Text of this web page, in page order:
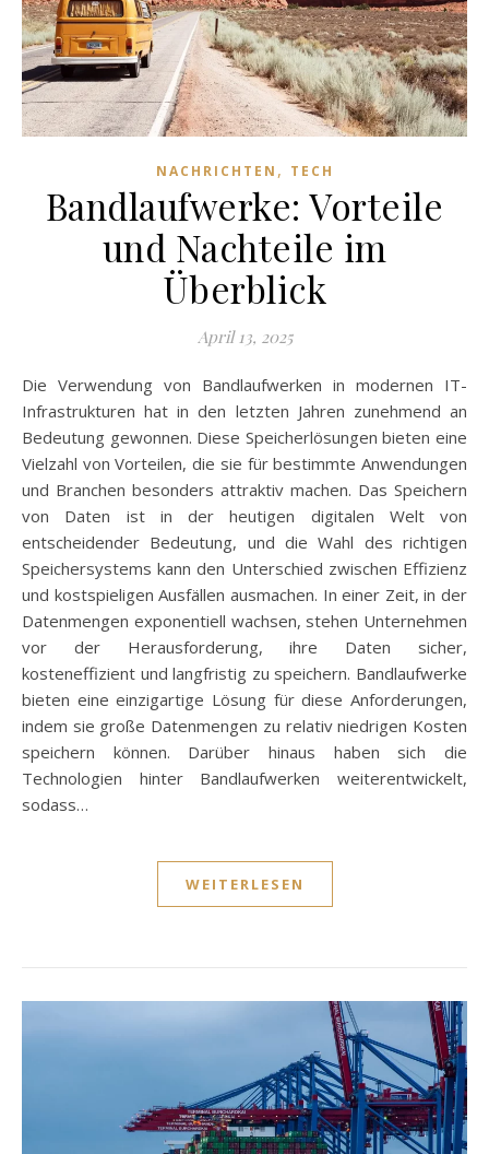
NACHRICHTEN , TECH
Bandlaufwerke: Vorteile
und Nachteile im
Überblick
April 13, 2025
Die Verwendung von Bandlaufwerken in modernen IT-
Infrastrukturen hat in den letzten Jahren zunehmend an
Bedeutung gewonnen. Diese Speicherlösungen bieten eine
Vielzahl von Vorteilen, die sie für bestimmte Anwendungen
und Branchen besonders attraktiv machen. Das Speichern
von Daten ist in der heutigen digitalen Welt von
entscheidender Bedeutung, und die Wahl des richtigen
Speichersystems kann den Unterschied zwischen Effizienz
und kostspieligen Ausfällen ausmachen. In einer Zeit, in der
Datenmengen exponentiell wachsen, stehen Unternehmen
vor der Herausforderung, ihre Daten sicher,
kosteneffizient und langfristig zu speichern. Bandlaufwerke
bieten eine einzigartige Lösung für diese Anforderungen,
indem sie große Datenmengen zu relativ niedrigen Kosten
speichern können. Darüber hinaus haben sich die
Technologien hinter Bandlaufwerken weiterentwickelt,
sodass…
WEITERLESEN